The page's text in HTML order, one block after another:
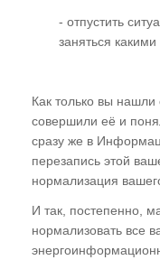
- отпустить
заняться
Как только вы
совершили её и
сразу же в
перезапись этой
нормализация
И так, постепенно,
нормализовать все